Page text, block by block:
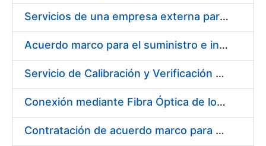
Servicios de una empresa externa para el asesoramiento y resolución de los recursos de alzada que se presentan relacionados con procesos de selección para la FNMT-RCM
Acuerdo marco para el suministro e instalación de persianas, estores y otros complementos
Servicio de Calibración y Verificación Externa de los Equipos de Medición del Servicio de Prevención de la FNMT-RCM
Conexión mediante Fibra Óptica de los Centros de Proceso de Datos (CPDs) de las sedes de la FNMT-RCM de Burgos y Madrid
Contratación de acuerdo marco para el Suministro de Material de Electricidad para la Fábrica Nacional de Moneda y Timbre-Real Casa de la Moneda en su centro de trabajo de Burgos